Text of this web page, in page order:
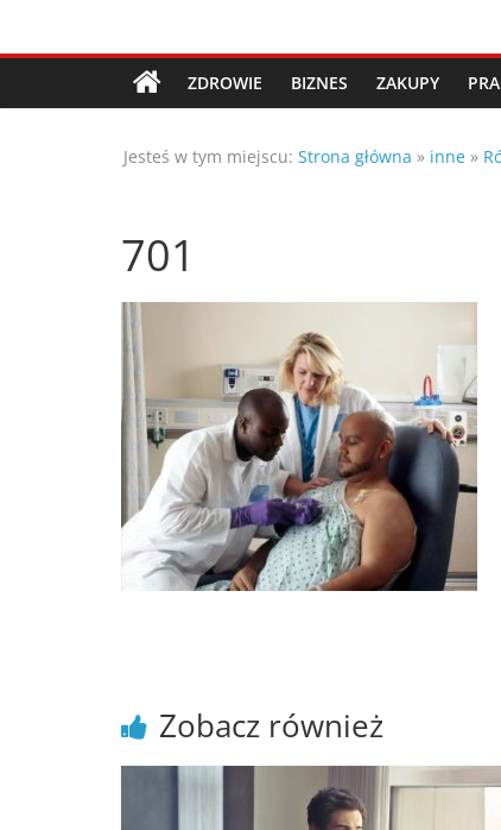
Porady,
wskazówki
oraz
ciekawe
rady
–
poznaj
te
poradniki.
porady
i
wskazówki
ZDROWIE BIZNES ZAKUPY
Jesteś w tym miejscu: Strona główna » inne »
701
Zobacz również